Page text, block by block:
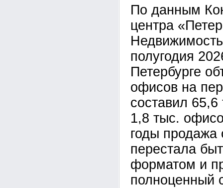
По данным
центра
полугодия
Петербурге
офисов на
составил
1,8 тыс.
годы продажа
перестала
форматом и
полноценный